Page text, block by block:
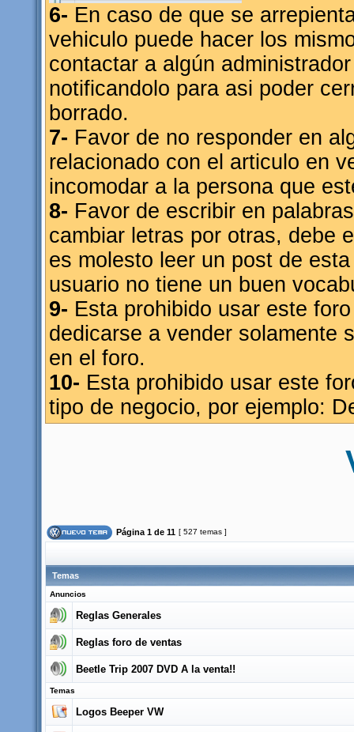
6- En caso de que se
vehiculo puede hacer los
contactar a algún
notificandolo para asi poder
borrado.
7- Favor de no responder en
relacionado con el articulo en
incomodar a la persona que
8- Favor de escribir en
cambiar letras por otras, debe
es molesto leer un post de
usuario no tiene un buen
9- Esta prohibido usar este
dedicarse a vender solamente
en el foro.
10- Esta prohibido usar este
tipo de negocio, por ejemplo:
Página 1 de 11 [ 527 temas ]
Temas
Anuncios
Reglas Generales
Reglas foro de ventas
Beetle Trip 2007 DVD A la venta!!
Temas
Logos Beeper VW